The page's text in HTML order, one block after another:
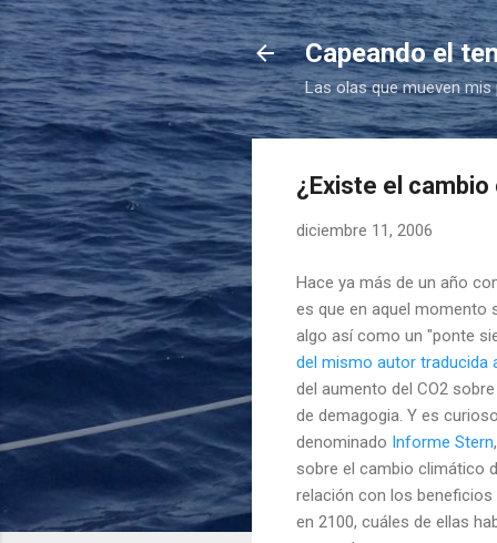
Capeando el
Las olas que mueven
¿Existe el
diciembre 11, 2006
Hace ya más de un año
es que en aquel momento
algo así como un "ponte
del mismo autor traducida
del aumento del CO2
de demagogia. Y es
denominado Informe Stern
sobre el cambio climático
relación con los
en 2100, cuáles de ellas